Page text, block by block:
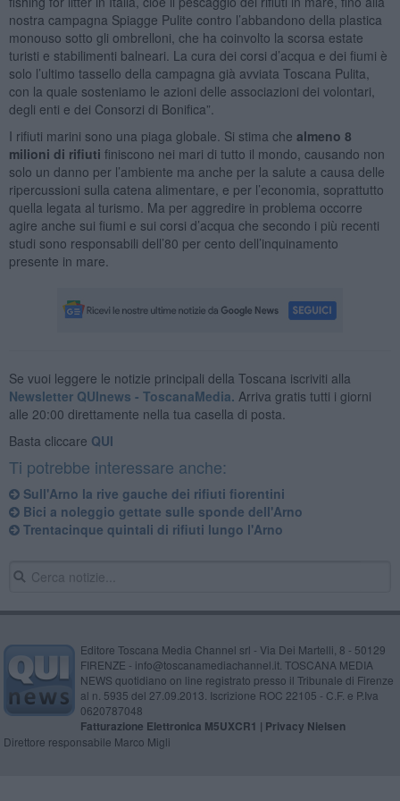
nostra campagna Spiagge Pulite contro l’abbandono della plastica
monouso sotto gli ombrelloni, che ha coinvolto la scorsa estate
turisti e stabilimenti balneari. La cura dei corsi d’acqua e dei fiumi è
solo l’ultimo tassello della campagna già avviata Toscana Pulita,
con la quale sosteniamo le azioni delle associazioni dei volontari,
degli enti e dei Consorzi di Bonifica”.
I rifiuti marini sono una piaga globale. Si stima che almeno 8
milioni di rifiuti finiscono nei mari di tutto il mondo, causando non
solo un danno per l’ambiente ma anche per la salute a causa delle
ripercussioni sulla catena alimentare, e per l’economia, soprattutto
quella legata al turismo. Ma per aggredire in problema occorre
agire anche sui fiumi e sui corsi d’acqua che secondo i più recenti
studi sono responsabili dell’80 per cento dell’inquinamento
presente in mare.
Se vuoi leggere le notizie principali della Toscana iscriviti alla
Newsletter QUInews - ToscanaMedia. Arriva gratis tutti i giorni
alle 20:00 direttamente nella tua casella di posta.
Basta cliccare QUI
Ti potrebbe interessare anche:
Sull'Arno la rive gauche dei rifiuti fiorentini
Bici a noleggio gettate sulle sponde dell'Arno
Trentacinque quintali di rifiuti lungo l'Arno
Editore Toscana Media Channel srl - Via Dei Martelli, 8 - 50129
FIRENZE - info@toscanamediachannel.it. TOSCANA MEDIA
NEWS quotidiano on line registrato presso il Tribunale di Firenze
al n. 5935 del 27.09.2013. Iscrizione ROC 22105 - C.F. e P.Iva
0620787048
Fatturazione Elettronica M5UXCR1 | Privacy Nielsen
Direttore responsabile Marco Migli